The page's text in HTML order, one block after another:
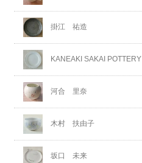
掛江 祐造
KANEAKI SAKAI POTTERY
河合 里奈
木村 扶由子
坂口 未来